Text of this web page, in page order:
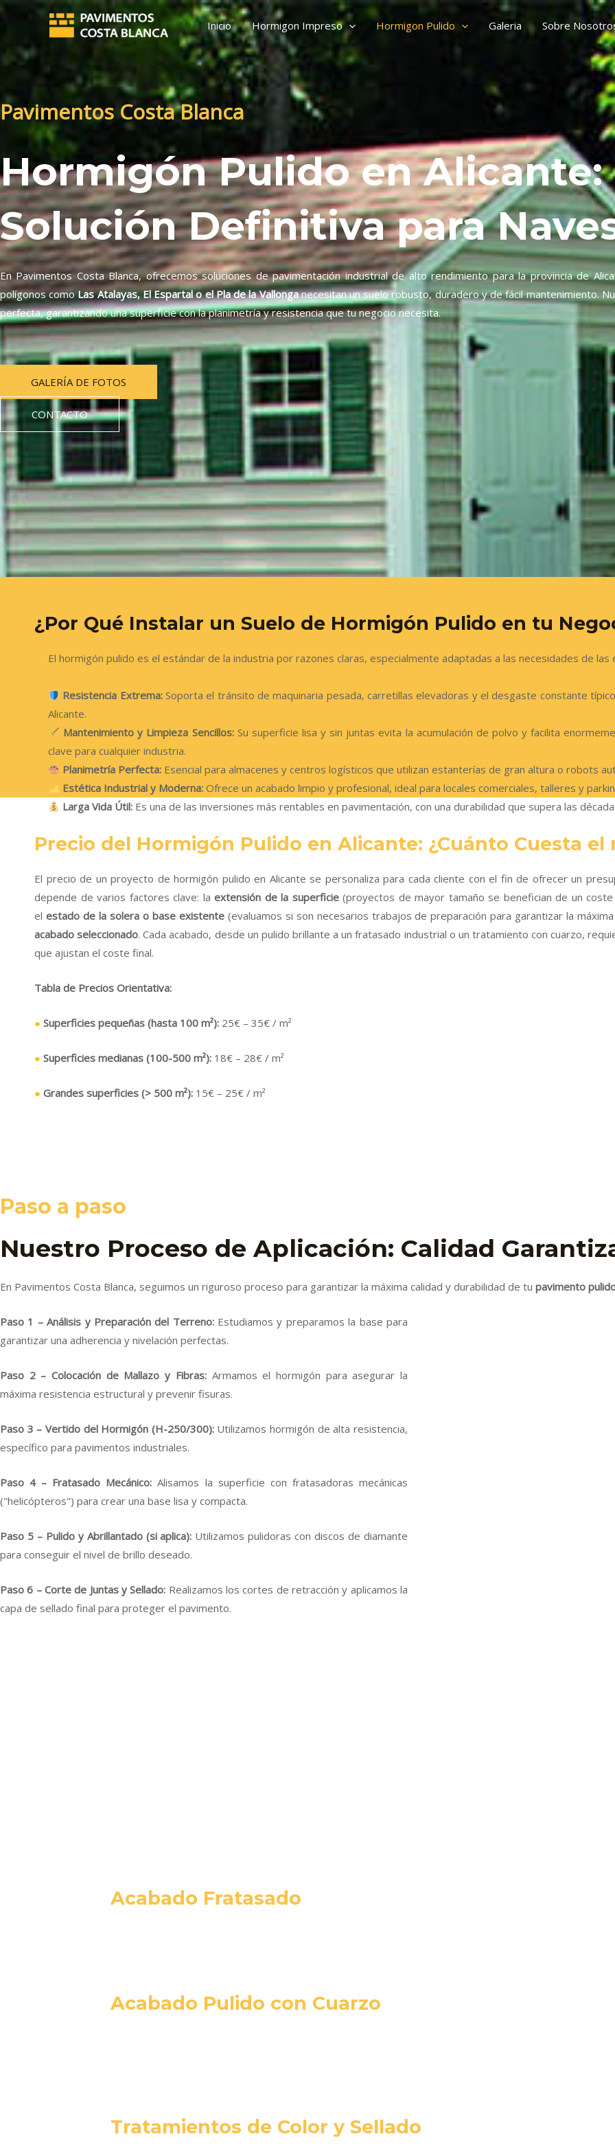
contenido
Inicio Hormigon Impreso Hormigon Pulido Galeria Sobre
Pavimentos Costa Blanca
Hormigón Pulido en Alicante:
Solución Definitiva para
En Pavimentos Costa Blanca, ofrecemos soluciones de pavimentación industrial de alto rendimiento para la provincia de
polígonos comoLas Atalayas, El Espartal o el Pla de la Vallonganecesitan un suelo robusto, duradero y de fácil mantenimiento.
perfecta, garantizando una superficie con la planimetría y resistencia que tu negocio necesita.
GALERÍA DE FOTOS
CONTACTO
¿Por Qué Instalar un Suelo de Hormigón Pulido en tu
El hormigón pulido es el estándar de la industria por razones claras, especialmente adaptadas a las necesidades de las
Resistencia Extrema:Soporta el tránsito de maquinaria pesada, carretillas elevadoras y el desgaste constante
Alicante.
Mantenimiento y Limpieza Sencillos:Su superficie lisa y sin juntas evita la acumulación de polvo y facilita
clave para cualquier industria.
Planimetría Perfecta: Esencial para almacenes y centros logísticos que utilizan estanterías de gran altura o robots
Estética Industrial y Moderna: Ofrece un acabado limpio y profesional, ideal para locales comerciales, talleres y
Larga Vida Útil: Es una de las inversiones más rentables en pavimentación, con una durabilidad que supera las
Precio del Hormigón Pulido en Alicante: ¿Cuánto Cuesta el
El precio de un proyecto de hormigón pulido en Alicante se personaliza para cada cliente con el fin de ofrecer un
depende de varios factores clave: laextensión de la superficie(proyectos de mayor tamaño se benefician de un
el estado de la solera o base existente(evaluamos si son necesarios trabajos de preparación para garantizar la
acabado seleccionado. Cada acabado, desde un pulido brillante a un fratasado industrial o un tratamiento con cuarzo,
que ajustan el coste final.
Tabla de Precios Orientativa:
● Superficies pequeñas (hasta 100 m²): 25€ – 35€ / m²
● Superficies medianas (100-500 m²): 18€ – 28€ / m²
● Grandes superficies (> 500 m²): 15€ – 25€ / m²
Paso a paso
Nuestro Proceso de Aplicación: Calidad
En Pavimentos Costa Blanca, seguimos un riguroso proceso para garantizar la máxima calidad y durabilidad de tu pavimento
Paso 1 – Análisis y Preparación del Terreno:Estudiamos y preparamos la base para
garantizar una adherencia y nivelación perfectas.
Paso 2 – Colocación de Mallazo y Fibras:Armamos el hormigón para asegurar la
máxima resistencia estructural y prevenir fisuras.
Paso 3 – Vertido del Hormigón (H-250/300):Utilizamos hormigón de alta resistencia,
específico para pavimentos industriales.
Paso 4 – Fratasado Mecánico: Alisamos la superficie con fratasadoras mecánicas
("helicópteros") para crear una base lisa y compacta.
Paso 5 – Pulido y Abrillantado (si aplica): Utilizamos pulidoras con discos de diamante
para conseguir el nivel de brillo deseado.
Paso 6 – Corte de Juntas y Sellado: Realizamos los cortes de retracción y aplicamos la
capa de sellado final para proteger el pavimento.
Acabado Fratasado
Acabado Pulido con Cuarzo
Tratamientos de Color y Sellado